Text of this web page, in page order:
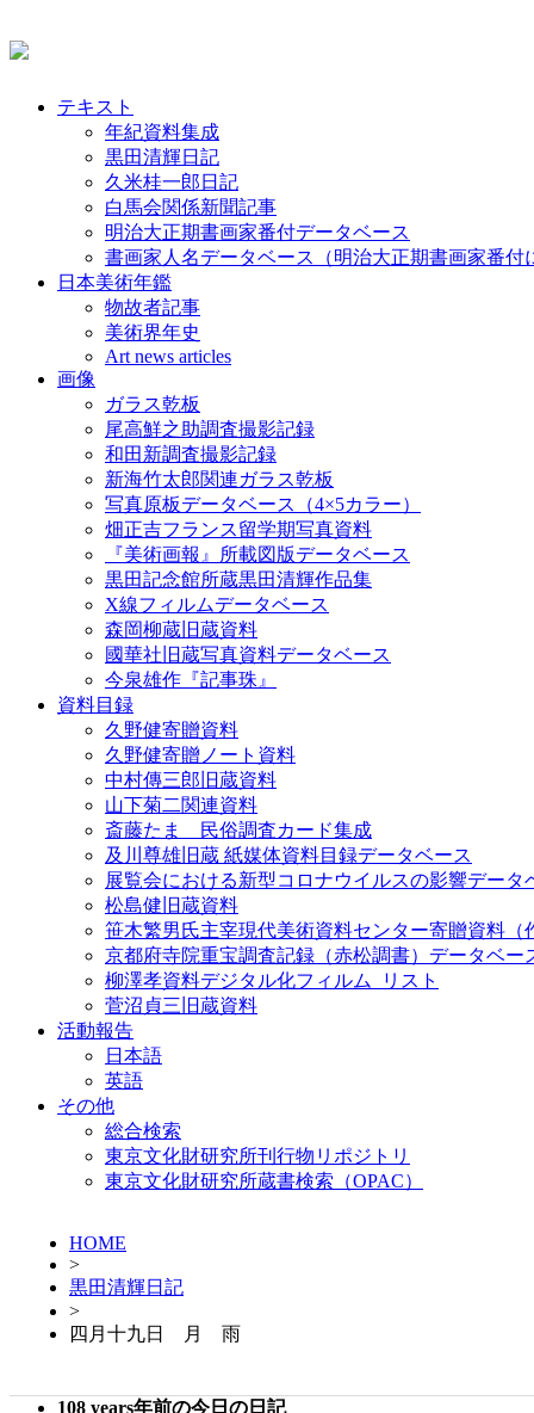
テキスト
年紀資料集成
黒田清輝日記
久米桂一郎日記
白馬会関係新聞記事
明治大正期書画家番付データベース
書画家人名データベース（明治大正期書画家番付
日本美術年鑑
物故者記事
美術界年史
Art news articles
画像
ガラス乾板
尾高鮮之助調査撮影記録
和田新調査撮影記録
新海竹太郎関連ガラス乾板
写真原板データベース（4×5カラー）
畑正吉フランス留学期写真資料
『美術画報』所載図版データベース
黒田記念館所蔵黒田清輝作品集
X線フィルムデータベース
森岡柳蔵旧蔵資料
國華社旧蔵写真資料データベース
今泉雄作『記事珠』
資料目録
久野健寄贈資料
久野健寄贈ノート資料
中村傳三郎旧蔵資料
山下菊二関連資料
斎藤たま 民俗調査カード集成
及川尊雄旧蔵 紙媒体資料目録データベース
展覧会における新型コロナウイルスの影響データ
松島健旧蔵資料
笹木繁男氏主宰現代美術資料センター寄贈資料（
京都府寺院重宝調査記録（赤松調書）データベー
柳澤孝資料デジタル化フィルム_リスト
菅沼貞三旧蔵資料
活動報告
日本語
英語
その他
総合検索
東京文化財研究所刊行物リポジトリ
東京文化財研究所蔵書検索（OPAC）
HOME
>
黒田清輝日記
>
四月十九日 月 雨
108 years年前の今日の日記